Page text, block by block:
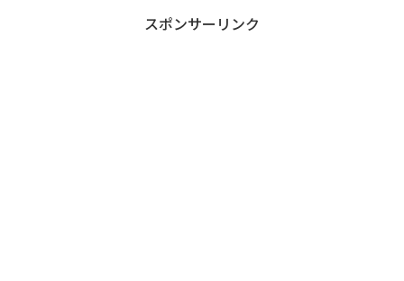
スポンサーリンク